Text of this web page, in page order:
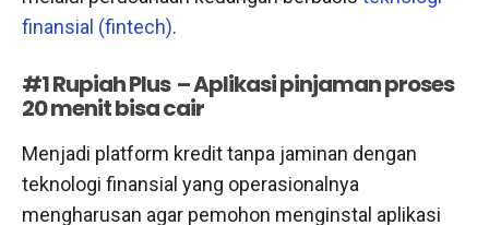
finansial (fintech).
#1 Rupiah Plus – Aplikasi pinjaman proses
20 menit bisa cair
Menjadi platform kredit tanpa jaminan dengan
teknologi finansial yang operasionalnya
mengharusan agar pemohon menginstal aplikasi